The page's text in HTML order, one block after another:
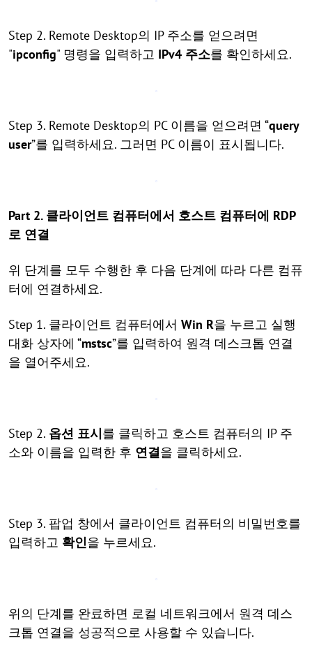
Step 2. Remote Desktop의 IP 주소를 얻으려면
"ipconfig" 명령을 입력하고 IPv4 주소를 확인하세요.
Step 3. Remote Desktop의 PC 이름을 얻으려면 “query
user”를 입력하세요. 그러면 PC 이름이 표시됩니다.
Part 2. 클라이언트 컴퓨터에서 호스트 컴퓨터에 RDP
로 연결
위 단계를 모두 수행한 후 다음 단계에 따라 다른 컴퓨
터에 연결하세요.
Step 1. 클라이언트 컴퓨터에서 Win R을 누르고 실행
대화 상자에 “mstsc”를 입력하여 원격 데스크톱 연결
을 열어주세요.
Step 2. 옵션 표시를 클릭하고 호스트 컴퓨터의 IP 주
소와 이름을 입력한 후 연결을 클릭하세요.
Step 3. 팝업 창에서 클라이언트 컴퓨터의 비밀번호를
입력하고 확인을 누르세요.
위의 단계를 완료하면 로컬 네트워크에서 원격 데스
크톱 연결을 성공적으로 사용할 수 있습니다.